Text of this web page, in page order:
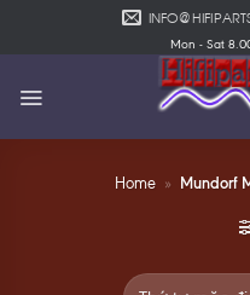
Mon - Sat
Home » Mundorf